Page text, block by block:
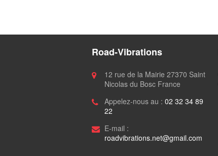
Road-Vibrations
12 rue de la Mairie 27370 Saint
Nicolas du Bosc France
Appelez-nous au : 02 32 34 89
22
E-mail :
roadvibrations.net@gmail.com